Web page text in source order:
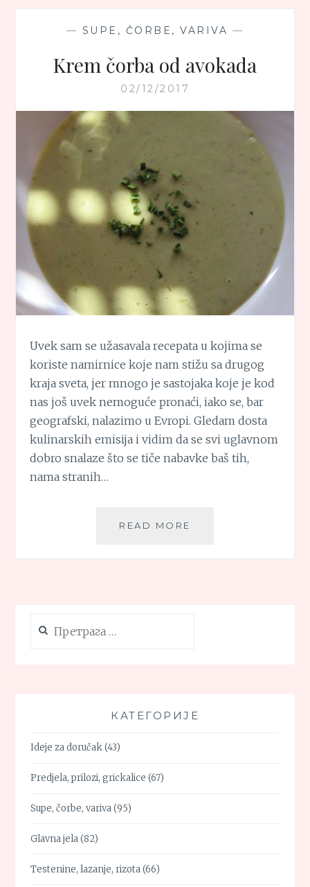
— SUPE, ČORBE, VARIVA —
Krem čorba od avokada
02/12/2017
Uvek sam se užasavala recepata u kojima se
koriste namirnice koje nam stižu sa drugog
kraja sveta, jer mnogo je sastojaka koje je kod
nas još uvek nemoguće pronaći, iako se, bar
geografski, nalazimo u Evropi. Gledam dosta
kulinarskih emisija i vidim da se svi uglavnom
dobro snalaze što se tiče nabavke baš tih,
nama stranih…
READ MORE
за:
КАТЕГОРИЈЕ
Ideje za doručak(43)
Predjela, prilozi, grickalice (67)
Supe, čorbe, variva(95)
Glavna jela(82)
Testenine, lazanje, rizota(66)